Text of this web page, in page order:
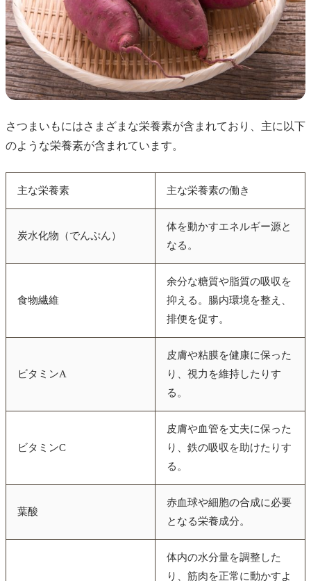
さつまいもにはさまざまな栄養素が含まれており、主に以下
のような栄養素が含まれています。
主な栄養素 主な栄養素の働き
炭水化物（でんぷん）
体を動かすエネルギー源と
なる。
食物繊維
余分な糖質や脂質の吸収を
抑える。腸内環境を整え、
排便を促す。
ビタミンA
皮膚や粘膜を健康に保った
り、視力を維持したりす
る。
ビタミンC
皮膚や血管を丈夫に保った
り、鉄の吸収を助けたりす
る。
葉酸
赤血球や細胞の合成に必要
となる栄養成分。
体内の水分量を調整した
り、筋肉を正常に動かすよ